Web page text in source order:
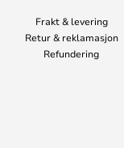
Frakt & levering
Retur & reklamasjon
Refundering